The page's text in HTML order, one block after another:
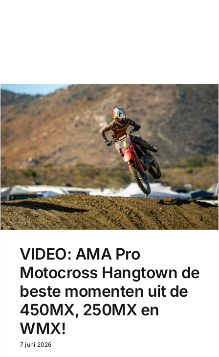
VIDEO: AMA Pro
Motocross Hangtown de
beste momenten uit de
450MX, 250MX en
WMX!
7 juni 2026